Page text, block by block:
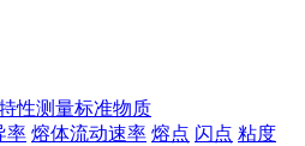
性测量标准物质
率 熔体流动速率 熔点 闪点 粘度